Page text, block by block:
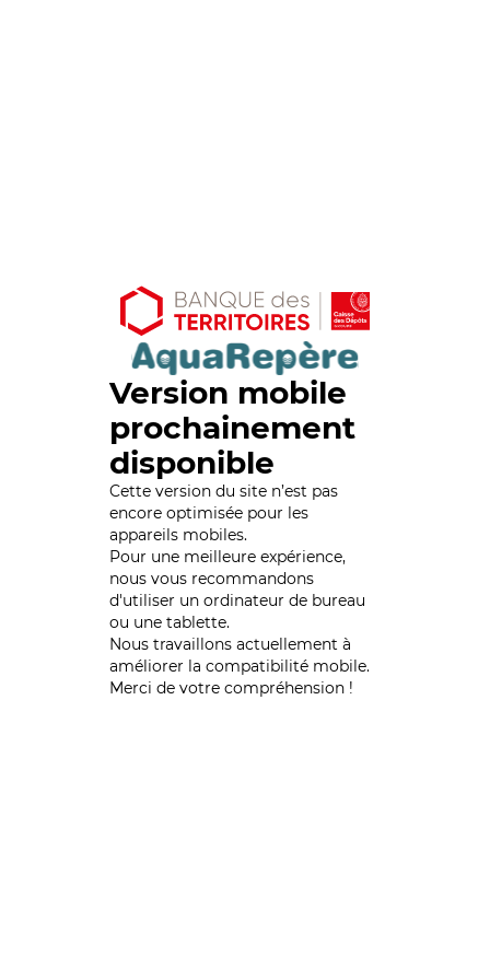
Version mobile
prochainement
disponible
Cette version du site n’est pas
encore optimisée pour les
appareils mobiles.
Pour une meilleure expérience,
nous vous recommandons
d'utiliser un ordinateur de bureau
ou une tablette.
Nous travaillons actuellement à
améliorer la compatibilité mobile.
Merci de votre compréhension !